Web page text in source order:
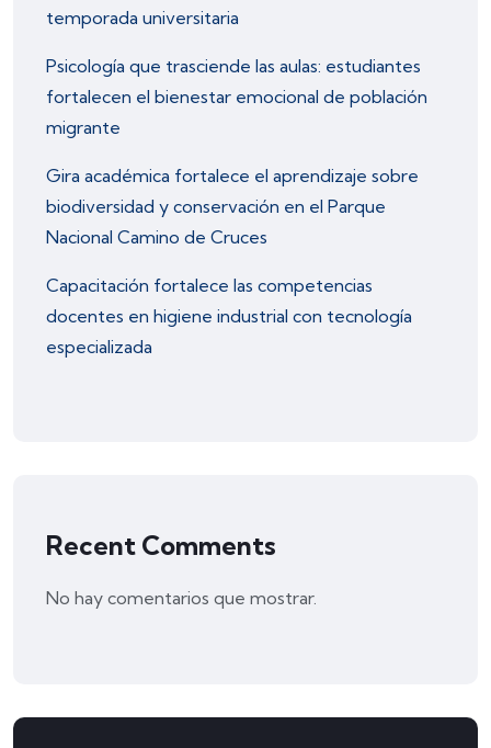
temporada universitaria
Psicología que trasciende las aulas: estudiantes
fortalecen el bienestar emocional de población
migrante
Gira académica fortalece el aprendizaje sobre
biodiversidad y conservación en el Parque
Nacional Camino de Cruces
Capacitación fortalece las competencias
docentes en higiene industrial con tecnología
especializada
Recent Comments
No hay comentarios que mostrar.